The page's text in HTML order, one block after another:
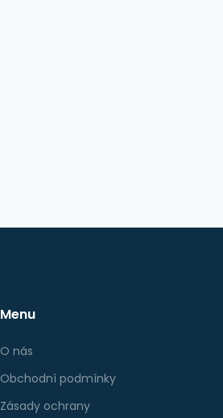
Menu
O nás
Obchodní podmínky
Zásady ochrany